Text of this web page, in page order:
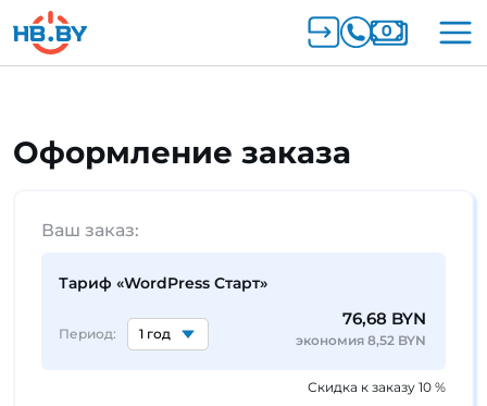
Оформление заказа
Ваш заказ:
Тариф «WordPress Старт»
Период:
76,68 BYN
экономия 8,52 BYN
Скидка к заказу 10 %